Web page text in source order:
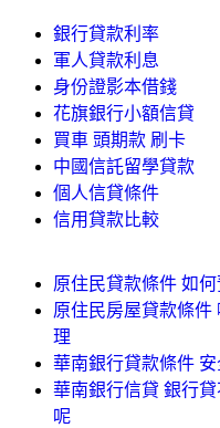
銀行貸款利率
軍人貸款利息
身份證影本借錢
花旗銀行小額信貸
買車 頭期款 刷卡
中國信託留學貸款
個人信貸條件
信用貸款比較
原住民貸款條件 如
原住民房屋貸款條件
理
華南銀行貸款條件
華南銀行信貸 銀行
呢